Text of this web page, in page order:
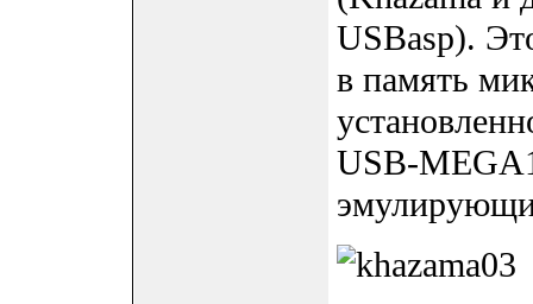
USBasp).
в память
USB-